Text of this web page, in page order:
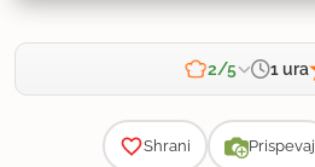
2/5 1 ura
Shrani Prispevaj